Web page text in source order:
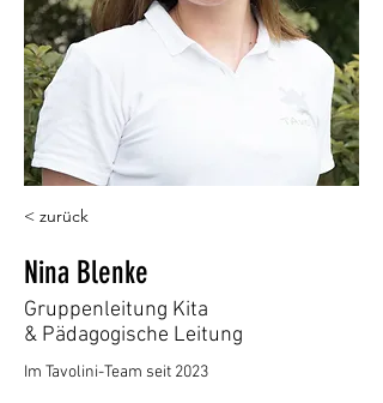
< zurück
Nina Blenke
Gruppenleitung Kita
& Pädagogische Leitung
Im Tavolini-Team seit 2023